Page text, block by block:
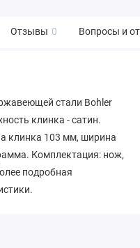
Отзывы 0 Вопросы и
стали Bohler
клинка - сатин.
клинка 103 мм, ширина
Комплектация: нож,
подробная